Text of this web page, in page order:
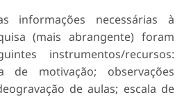
informações necessárias à
(mais abrangente) foram
instrumentos/recursos:
de motivação; observações
de aulas; escala de